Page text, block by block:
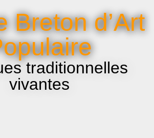
Breton d’Art
traditionnelles
vivantes
pratiques